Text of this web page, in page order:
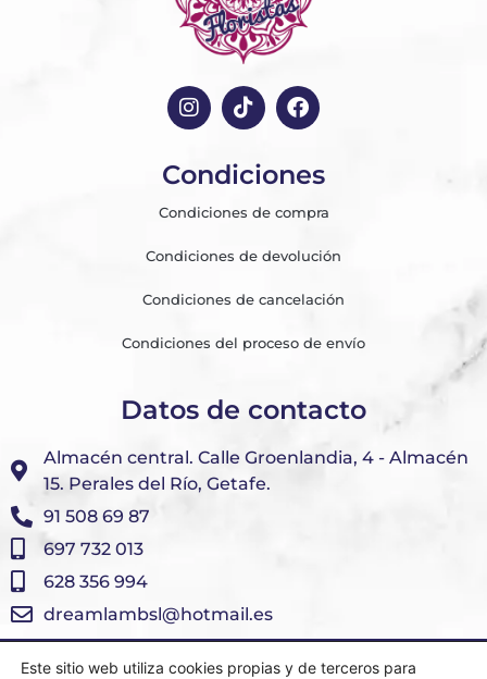
Condiciones
Condiciones de compra
Condiciones de devolución
Condiciones de cancelación
Condiciones del proceso de envío
Datos de contacto
Almacén central. Calle Groenlandia, 4 - Almacén
15. Perales del Río, Getafe.
91 508 69 87
697 732 013
628 356 994
dreamlambsl@hotmail.es
Este sitio web utiliza cookies propias y de terceros para